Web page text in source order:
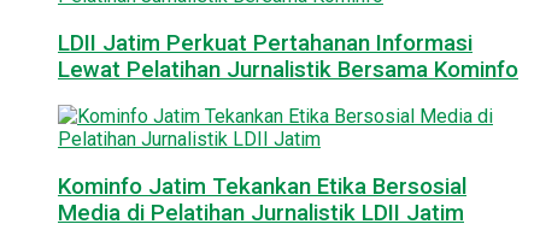
LDII Jatim Perkuat Pertahanan Informasi
Lewat Pelatihan Jurnalistik Bersama Kominfo
Kominfo Jatim Tekankan Etika Bersosial
Media di Pelatihan Jurnalistik LDII Jatim